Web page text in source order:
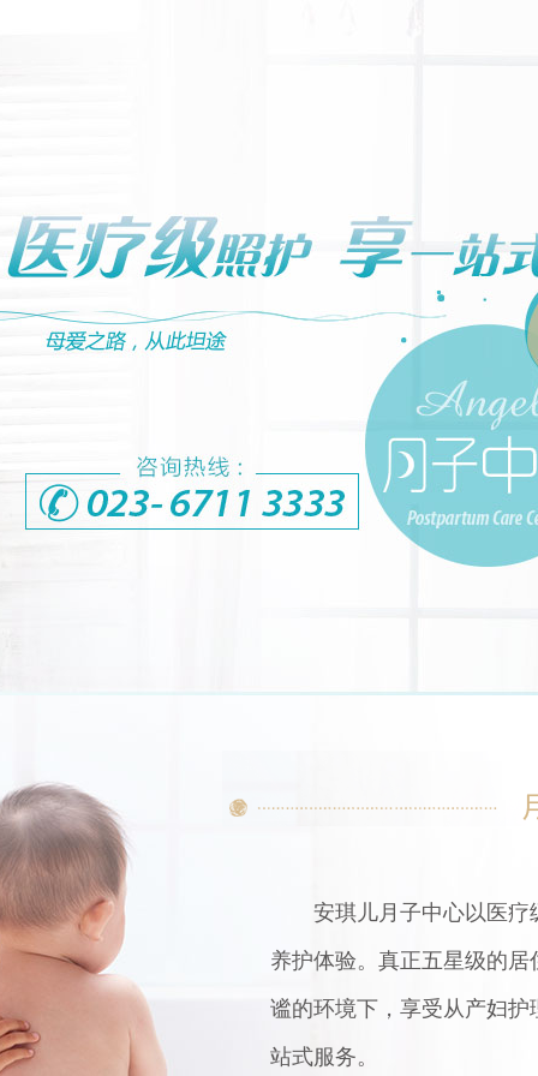
安琪儿月子中心以医
养护体验。真正五星级的
谧的环境下，享受从产妇
站式服务。